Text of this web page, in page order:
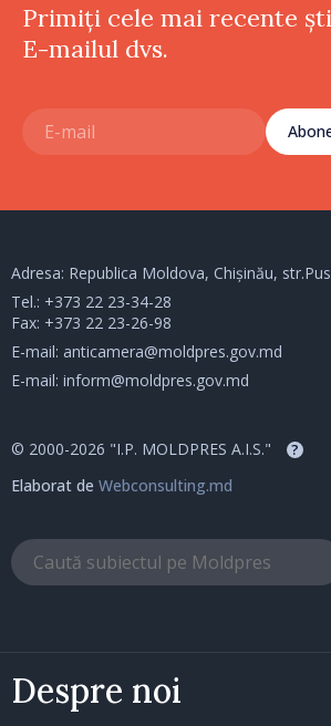
Primiți cele mai recente
E-mailul dvs.
Despre noi
Adresa: Republica Moldova, Chișinău,
Tel.: +373 22 23-34-28
Fax: +373 22 23-26-98
E-mail: anticamera@moldpres.gov.md
E-mail: inform@moldpres.gov.md
© 2000-2026 "I.P. MOLDPRES A.I.S." ?
Elaborat de Webconsulting.md